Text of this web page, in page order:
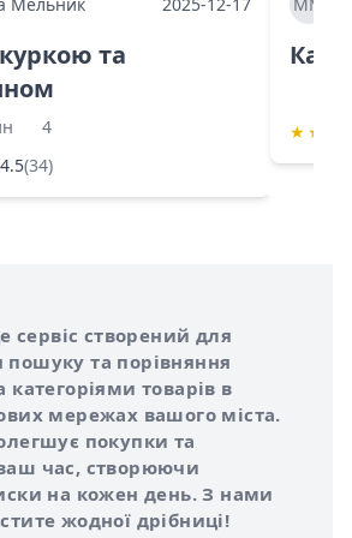
та
4
4.5(34)
★ ★
сервіс створений для
та порівняння
категоріями товарів в
мережах вашого міста.
покупки та
час, створюючи
на кожен день. З нами
жодної дрібниці!